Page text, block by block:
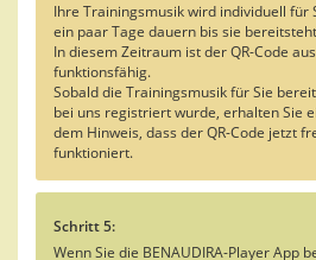
Ihre Trainingsmusik wird individuell für
ein paar Tage dauern bis sie
In diesem Zeitraum ist der QR-Code
funktionsfähig.
Sobald die Trainingsmusik für Sie
bei uns registriert wurde, erhalten Sie
dem Hinweis, dass der QR-Code jetzt
funktioniert.
Schritt 5:
Wenn Sie die BENAUDIRA-Player App